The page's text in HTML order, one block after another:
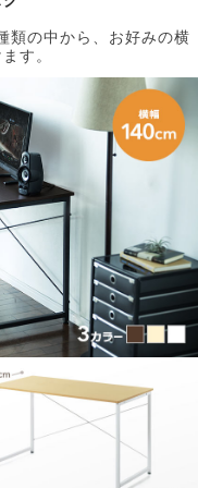
の中から、お好みの横
す。